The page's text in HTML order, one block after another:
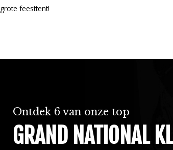
grote feesttent!
Ontdek 6 van onze top
GRAND NATIONAL